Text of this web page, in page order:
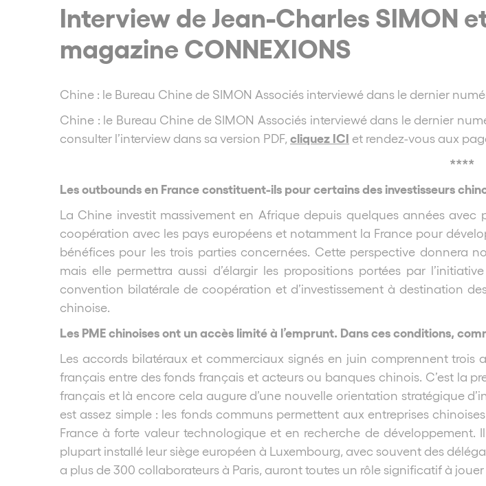
Interview de Jean-Charles SIMON
magazine CONNEXIONS
Chine : le Bureau Chine de SIMON Associés interviewé dans le dernier
Chine : le Bureau Chine de SIMON Associés interviewé dans le dernier
consulter l’interview dans sa version PDF, cliquez ICI et rendez-vous aux
****
Les outbounds en France constituent-ils pour certains des investisseurs
La Chine investit massivement en Afrique depuis quelques années
coopération avec les pays européens et notamment la France pour
bénéfices pour les trois parties concernées. Cette perspective donnera
mais elle permettra aussi d’élargir les propositions portées par
convention bilatérale de coopération et d’investissement à destination
chinoise.
Les PME chinoises ont un accès limité à l’emprunt. Dans ces conditions,
Les accords bilatéraux et commerciaux signés en juin comprennent
français entre des fonds français et acteurs ou banques chinois. C’est la
français et là encore cela augure d’une nouvelle orientation stratégique
est assez simple : les fonds communs permettent aux entreprises
France à forte valeur technologique et en recherche de
plupart installé leur siège européen à Luxembourg, avec souvent des
a plus de 300 collaborateurs à Paris, auront toutes un rôle significatif à